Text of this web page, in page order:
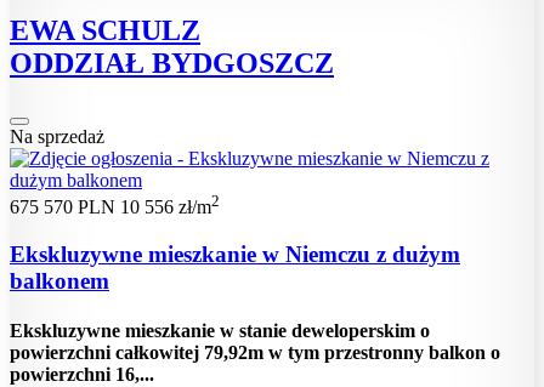
EWA SCHULZ
ODDZIAŁ BYDGOSZCZ
Na sprzedaż
675 570 PLN 10 556 zł/m2
Ekskluzywne mieszkanie w Niemczu z dużym
balkonem
Ekskluzywne mieszkanie w stanie deweloperskim o
powierzchni całkowitej 79,92m w tym przestronny balkon o
powierzchni 16,...